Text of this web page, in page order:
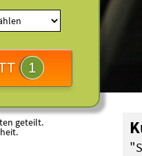
1
geteilt.
"